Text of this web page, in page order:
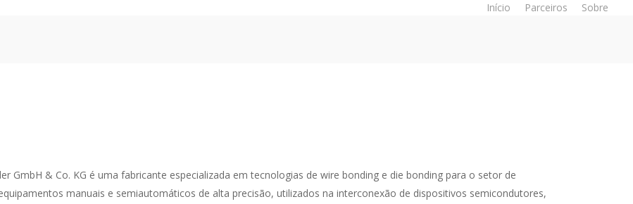
Início Parceiros Sobre
GmbH & Co. KG é uma fabricante especializada em tecnologias de wire bonding e die bonding para o setor de
manuais e semiautomáticos de alta precisão, utilizados na interconexão de dispositivos semicondutores,